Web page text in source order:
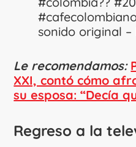
sonido original
Le recomendamos:
XXI, contó cómo
su esposa: “Decía
Regreso a la